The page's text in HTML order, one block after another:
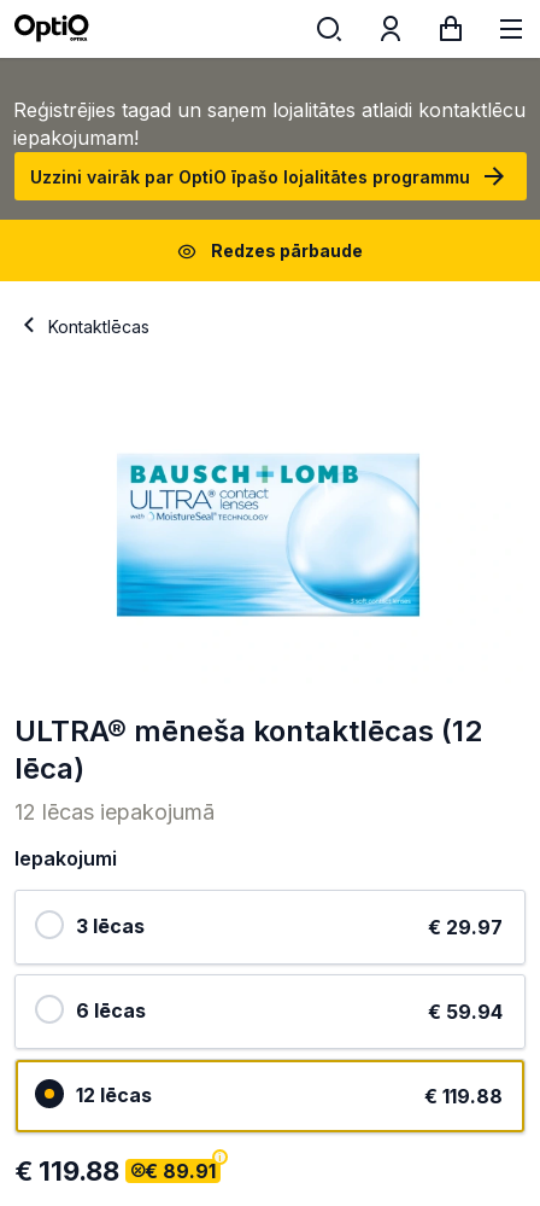
Reģistrējies tagad un saņem lojalitātes atlaidi kontaktlēcu
iepakojumam!
Uzzini vairāk par OptiO īpašo lojalitātes programmu
Redzes pārbaude
Kontaktlēcas
ULTRA® mēneša kontaktlēcas (12
lēca)
12 lēcas iepakojumā
Iepakojumi
3 lēcas € 29.97
6 lēcas € 59.94
12 lēcas € 119.88
€ 119.88 € 89.91